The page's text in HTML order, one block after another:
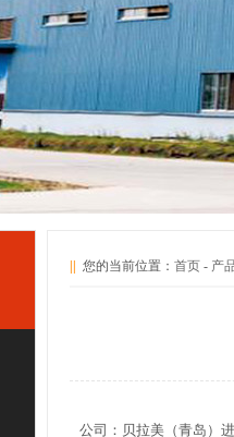
您的当前位置： 首页 - 产
公司：贝拉美（青岛）